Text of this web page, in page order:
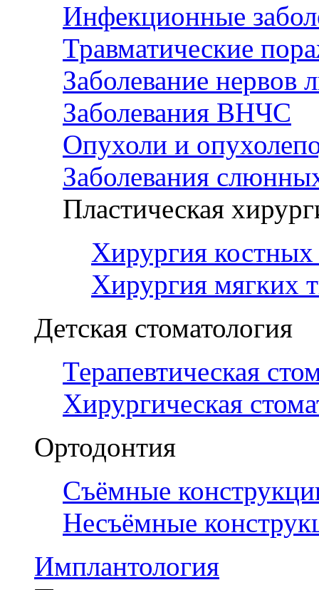
Инфекционные
Травматические
Заболевание нервов
Заболевания ВНЧС
Опухоли и
Заболевания
Пластическая
Хирургия костных
Хирургия мягких
Детская стоматология
Терапевтическая
Хирургическая
Ортодонтия
Съёмные
Несъёмные
Имплантология